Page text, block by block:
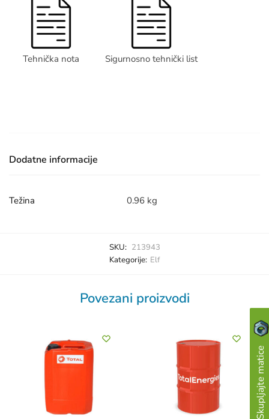
Tehnička nota Sigurnosno tehnički list
Dodatne informacije
Težina 0.96 kg
SKU: 213943
Kategorije: Elf
Povezani proizvodi
Skupljajte matice